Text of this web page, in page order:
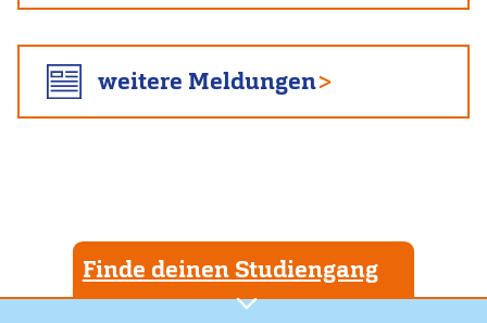
weitere Meldungen
Finde deinen Studiengang